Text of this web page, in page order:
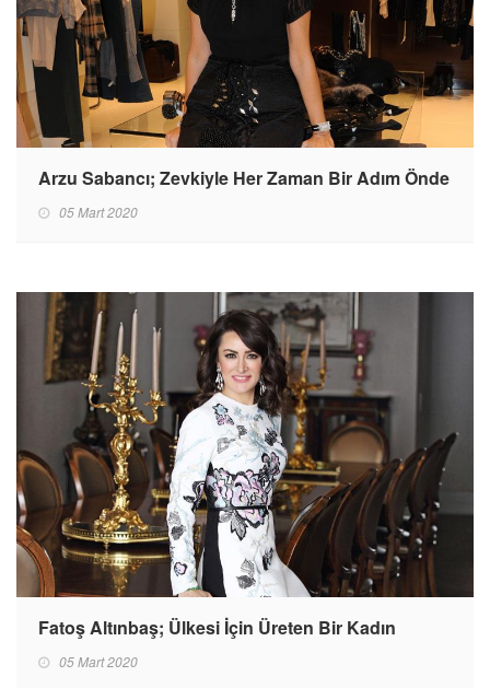
Arzu Sabancı; Zevkiyle Her Zaman Bir Adım Önde
05 Mart 2020
Fatoş Altınbaş; Ülkesi İçin Üreten Bir Kadın
05 Mart 2020